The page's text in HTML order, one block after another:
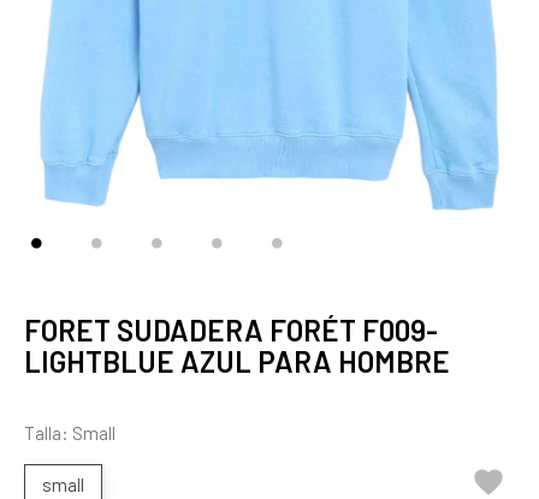
FORET SUDADERA FORÉT F009-
LIGHTBLUE AZUL PARA HOMBRE
Talla: Small
small 